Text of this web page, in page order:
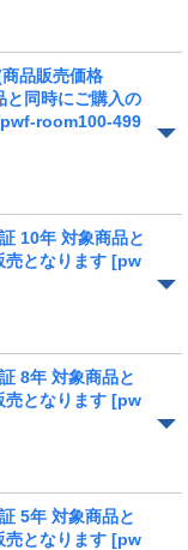
品販売価格
と同時にご購入の
room100-499
10年 対象商品と
売となります [pw
8年 対象商品と
売となります [pw
5年 対象商品と
売となります [pw